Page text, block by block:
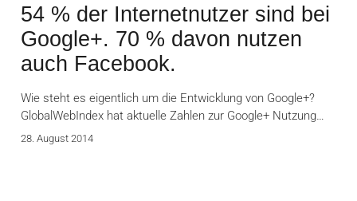
54 % der Internetnutzer sind bei
Google+. 70 % davon nutzen
auch Facebook.
Wie steht es eigentlich um die Entwicklung von Google+?
GlobalWebIndex hat aktuelle Zahlen zur Google+ Nutzung…
28. August 2014